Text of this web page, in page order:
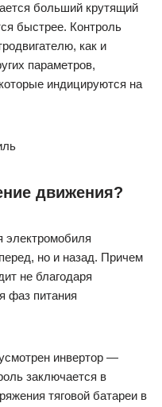
больший крутящий
быстрее. Контроль
как и
параметров,
индицируются на
движения?
электромобиля
но и назад. Причем
не благодаря
фаз питания
инвертор —
заключается в
тяговой батареи в